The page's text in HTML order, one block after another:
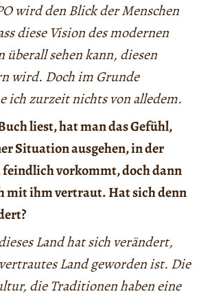
wird den Blick der Menschen
diese Vision des modernen
überall sehen kann, diesen
wird. Doch im Grunde
ich zurzeit nichts von alledem.
liest, hat man das Gefühl,
Situation ausgehen, in der
feindlich vorkommt, doch dann
mit ihm vertraut. Hat sich denn
Land hat sich verändert,
Land geworden ist. Die
die Traditionen haben eine